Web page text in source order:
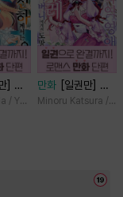
] 전
도
/ Yoko Kurosu
만화
[일권만] 기
억상실 악역 영애
Minoru Katsura /